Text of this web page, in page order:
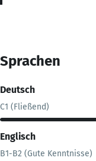
Sprachen
Deutsch
C1 (Fließend)
Englisch
B1-B2 (Gute Kenntnisse)